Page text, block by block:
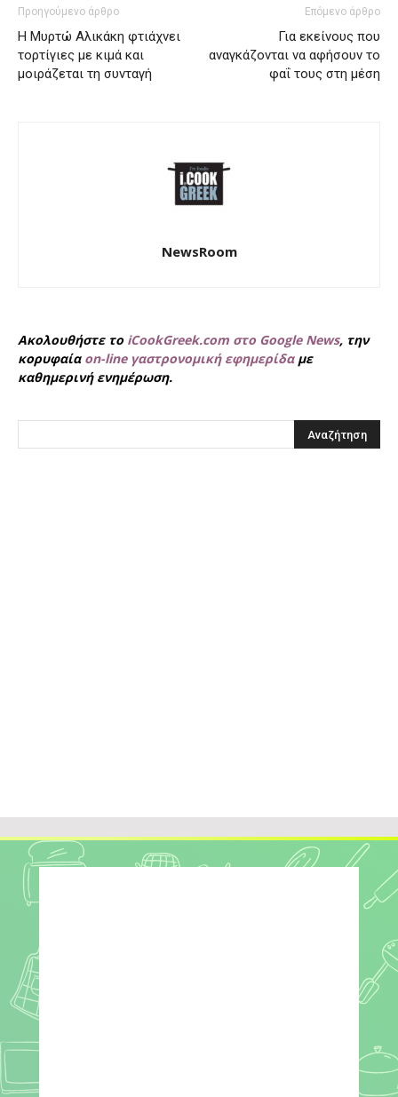
Προηγούμενο άρθρο
Η Μυρτώ Αλικάκη φτιάχνει
τορτίγιες με κιμά και
μοιράζεται τη συνταγή
Επόμενο άρθρο
Για εκείνους που
αναγκάζονται να αφήσουν το
φαΐ τους στη μέση
NewsRoom
Ακολουθήστε το iCookGreek.com στο Google News, την
κορυφαία on-line γαστρονομική εφημερίδαμε
καθημερινή ενημέρωση.